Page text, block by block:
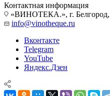
Контактная информация
«ВИНОТЕКА.», г. Белгород,
info@vinotheque.ru
Вконтакте
Telegram
YouTube
Яндекс.Дзен